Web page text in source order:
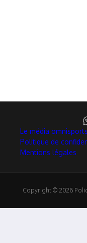
Le média
Politique de
Mentions légales
Copyright © 2026